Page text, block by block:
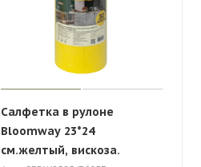
Салфетка в рулоне
Bloomway 23*24
см.желтый, вискоза.